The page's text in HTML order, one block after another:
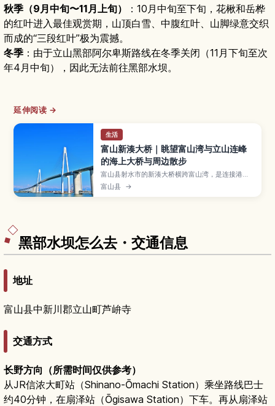
秋季（9月中旬〜11月上旬）
：10月中旬至下旬，花楸和岳桦
的红叶进入最佳观赏期，山顶白雪、中腹红叶、山脚绿意交织
而成的“三段红叶”极为震撼。
冬季 ：由于立山黑部阿尔卑斯路线在冬季关闭（11月下旬至次
年4月中旬），因此无法前往黑部水坝。
延伸阅读 →
生活
富山新湊大桥｜眺望富山湾与立山连峰
的海上大桥与周边散步
富山县射水市的新湊大桥横跨富山湾，是连接港口
与市区的巨大桥梁，可同时眺望大海和立山连峰，
是自驾与单车族喜爱的景点。本文将介绍桥上与周
富山县 →
黑部水坝怎么去・交通信息
地址
富山县中新川郡立山町芦峅寺
交通方式
长野方向（所需时间仅供参考）
从JR信浓大町站（Shinano-Ōmachi Station）乘坐路线巴士
约40分钟，在扇泽站（Ōgisawa Station）下车。再从扇泽站